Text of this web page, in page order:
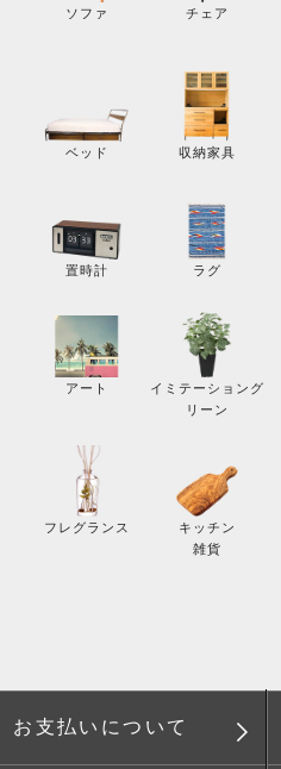
ソファ チェア
ベッド 収納家具
置時計 ラグ
アート
イミテーショング
リーン
フレグランス
キッチン
雑貨
お支払いについて